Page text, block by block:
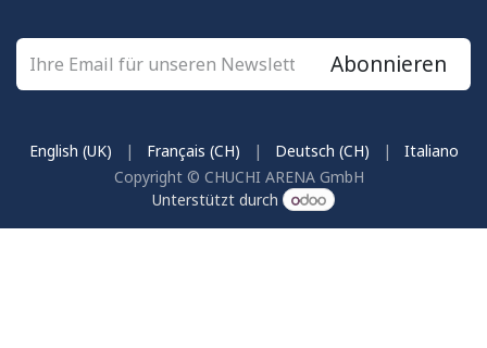
Abonnieren
Copyright © CHUCHI ARENA GmbH
English (UK) | Français (CH) | Deutsch (CH) | Italiano
Unterstützt durch